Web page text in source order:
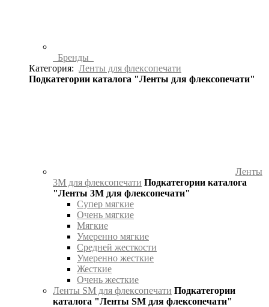
Бренды
Категория: Ленты для флексопечати
Подкатегории каталога "Ленты для флексопечати"
Ленты
3М для флексопечати Подкатегории каталога
"Ленты 3М для флексопечати"
Супер мягкие
Очень мягкие
Мягкие
Умеренно мягкие
Средней жесткости
Умеренно жесткие
Жесткие
Очень жесткие
Ленты SM для флексопечати Подкатегории
каталога "Ленты SM для флексопечати"